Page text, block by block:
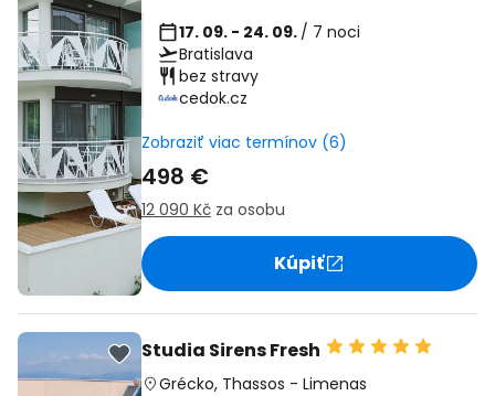
17. 09. - 24. 09. / 7 noci
Bratislava
bez stravy
cedok.cz
Zobraziť viac termínov (6)
498 €
12 090 Kč za osobu
Kúpiť
Studia Sirens Fresh
Grécko, Thassos - Limenas